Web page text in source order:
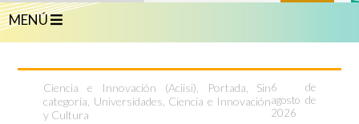
MENÚ
Ciencia e Innovación (Aciisi) Portada
Sin
categoría Universidades, Ciencia e Innovación
y Cultura
6 de
agosto de
2026